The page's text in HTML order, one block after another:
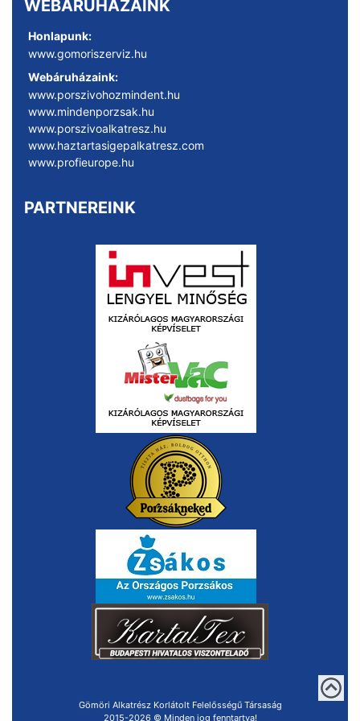
WEBÁRUHÁZAINK
Honlapunk:
www.gomoriszerviz.hu
Webáruházaink:
www.porszivohozmindent.hu
www.mindenporzsak.hu
www.porszivoalkatresz.hu
www.haztartasigepalkatresz.com
www.profieurope.hu
PARTNEREINK
Gömöri Alkatrész Korlátolt Felelősségű Társaság
2015-2026 © Minden jog fenntartva!